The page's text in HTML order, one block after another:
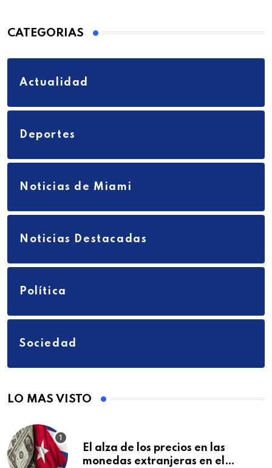
CATEGORIAS
Actualidad
Deportes
Noticias de Miami
Noticias Destacadas
Política
Sociedad
LO MAS VISTO
El alza de los precios en las
monedas extranjeras en el